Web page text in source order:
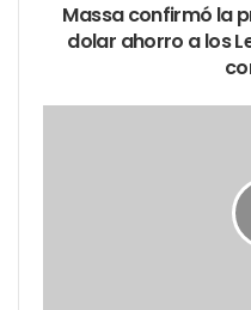
Massa confirmó la
dolar ahorro a los